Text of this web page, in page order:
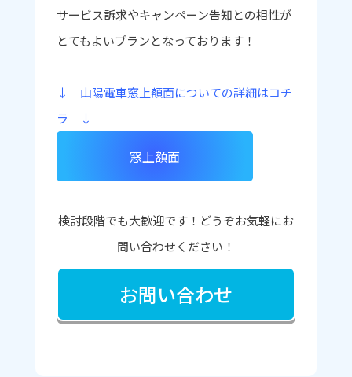
サービス訴求やキャンペーン告知との相性が
とてもよいプランとなっております！
↓ 山陽電車窓上額面についての詳細はコチ
ラ ↓
窓上額面
検討段階でも大歓迎です！どうぞお気軽にお
問い合わせください！
お問い合わせ